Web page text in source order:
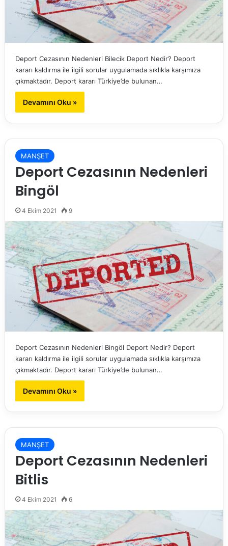
Deport Cezasının Nedenleri Bilecik Deport Nedir? Deport
kararı kaldırma ile ilgili sorular uygulamada sıklıkla karşımıza
çıkmaktadır. Deport kararı Türkiye’de bulunan…
Devamını Oku »
MANŞET
Deport Cezasının Nedenleri
Bingöl
4 Ekim 2021 9
Deport Cezasının Nedenleri Bingöl Deport Nedir? Deport
kararı kaldırma ile ilgili sorular uygulamada sıklıkla karşımıza
çıkmaktadır. Deport kararı Türkiye’de bulunan…
Devamını Oku »
MANŞET
Deport Cezasının Nedenleri
Bitlis
4 Ekim 2021 6